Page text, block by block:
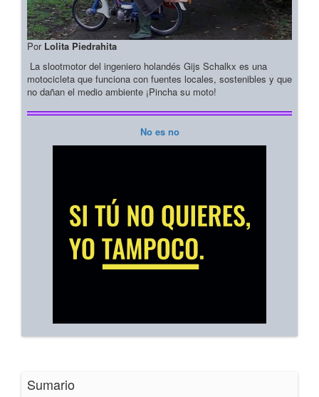
Por Lolita Piedrahita
La slootmotor del ingeniero holandés Gijs Schalkx es una
motocicleta que funciona con fuentes locales, sostenibles y que
no dañan el medio ambiente ¡Pincha su moto!
No es no
Sumario